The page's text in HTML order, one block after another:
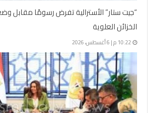
“جيت ستار” الأسترالية تفرض رسومًا مقابل
الخزائن العلوية
10:22 م | 6 أغسطس، 2026